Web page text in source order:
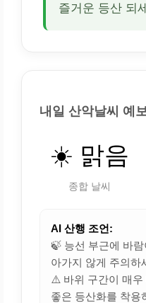
즐거운 등산 되
내일 산악날씨 예
☀️ 맑음
종합 날씨
AI 산행 조언:
🍃 능선 부근에 바
아가지 않게 주의하
⚠️ 바위 구간이 매우
좋은 등산화를 착용